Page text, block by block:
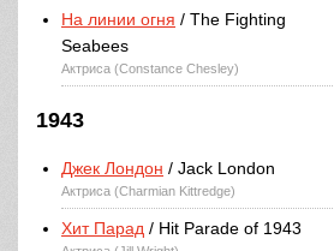
На линии огня / The Fighting
Seabees
Актриса (Constance Chesley)
1943
Джек Лондон / Jack London
Актриса (Charmian Kittredge)
Хит Парад / Hit Parade of 1943